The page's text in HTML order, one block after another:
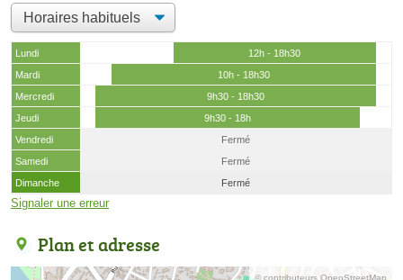
Lundi
12h - 18h30
Mardi
10h - 18h30
Mercredi
9h30 - 18h30
Jeudi
9h30 - 18h
Vendredi
Fermé
Samedi
Fermé
Dimanche
Fermé
Signaler une erreur
Plan et adresse
© contributeurs OpenStreetMap